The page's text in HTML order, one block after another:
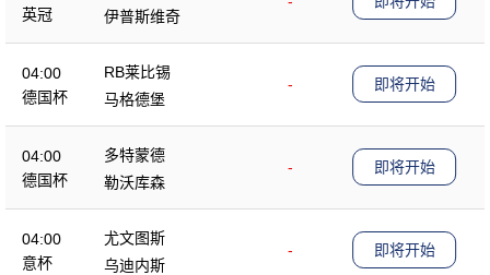
英冠
伊普斯维奇
04:00
德国杯
RB莱比锡
-
马格德堡
即将开始
04:00
德国杯
多特蒙德
-
勒沃库森
即将开始
04:00
意杯
尤文图斯
-
乌迪内斯
即将开始